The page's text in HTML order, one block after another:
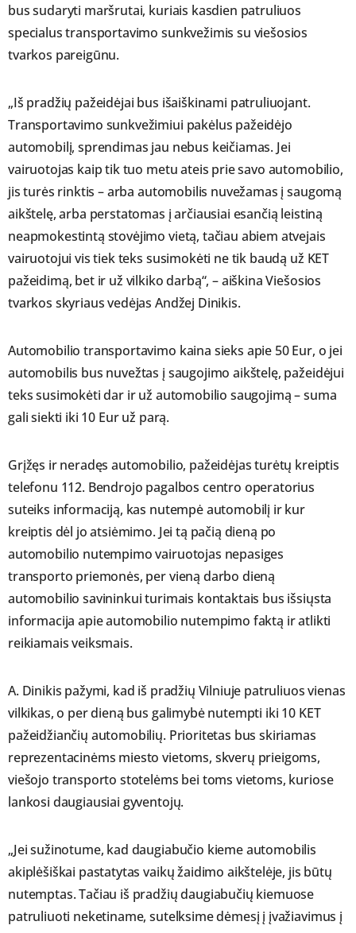
bus sudaryti maršrutai, kuriais kasdien patruliuos
specialus transportavimo sunkvežimis su viešosios
tvarkos pareigūnu.
„Iš pradžių pažeidėjai bus išaiškinami patruliuojant.
Transportavimo sunkvežimiui pakėlus pažeidėjo
automobilį, sprendimas jau nebus keičiamas. Jei
vairuotojas kaip tik tuo metu ateis prie savo automobilio,
jis turės rinktis – arba automobilis nuvežamas į saugomą
aikštelę, arba perstatomas į arčiausiai esančią leistiną
neapmokestintą stovėjimo vietą, tačiau abiem atvejais
vairuotojui vis tiek teks susimokėti ne tik baudą už KET
pažeidimą, bet ir už vilkiko darbą“, – aiškina Viešosios
tvarkos skyriaus vedėjas Andžej Dinikis.
Automobilio transportavimo kaina sieks apie 50 Eur, o jei
automobilis bus nuvežtas į saugojimo aikštelę, pažeidėjui
teks susimokėti dar ir už automobilio saugojimą – suma
gali siekti iki 10 Eur už parą.
Grįžęs ir neradęs automobilio, pažeidėjas turėtų kreiptis
telefonu 112. Bendrojo pagalbos centro operatorius
suteiks informaciją, kas nutempė automobilį ir kur
kreiptis dėl jo atsiėmimo. Jei tą pačią dieną po
automobilio nutempimo vairuotojas nepasiges
transporto priemonės, per vieną darbo dieną
automobilio savininkui turimais kontaktais bus išsiųsta
informacija apie automobilio nutempimo faktą ir atlikti
reikiamais veiksmais.
A. Dinikis pažymi, kad iš pradžių Vilniuje patruliuos vienas
vilkikas, o per dieną bus galimybė nutempti iki 10 KET
pažeidžiančių automobilių. Prioritetas bus skiriamas
reprezentacinėms miesto vietoms, skverų prieigoms,
viešojo transporto stotelėms bei toms vietoms, kuriose
lankosi daugiausiai gyventojų.
„Jei sužinotume, kad daugiabučio kieme automobilis
akiplėšiškai pastatytas vaikų žaidimo aikštelėje, jis būtų
nutemptas. Tačiau iš pradžių daugiabučių kiemuose
patruliuoti neketiname, sutelksime dėmesį į įvažiavimus į